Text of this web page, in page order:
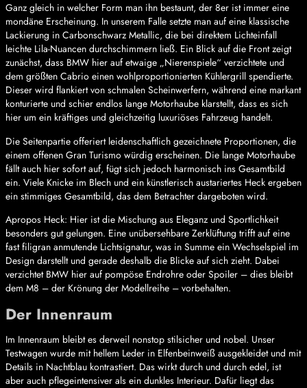
Ganz gleich in welcher Form man ihn bestaunt, der 8er ist immer eine
mondäne Erscheinung. In unserem Falle setzte man auf eine klassische
Lackierung in Carbonschwarz Metallic, die bei direktem Lichteinfall
leichte Lila-Nuancen durchschimmern ließ. Ein Blick auf die Front zeigt
zunächst, dass BMW hier auf etwaige „Nierenspiele“ verzichtete und
dem größten Cabrio einen wohlproportionierten Kühlergrill spendierte.
Dieser wird flankiert von schmalen Scheinwerfern, während eine markant
konturierte und schier endlos lange Motorhaube klarstellt, dass es sich
hier um ein kräftiges und gleichzeitig luxuriöses Fahrzeug handelt.
Die Seitenpartie offeriert leidenschaftlich gezeichnete Proportionen, die
einem offenen Gran Turismo würdig erscheinen. Die lange Motorhaube
fällt auch hier sofort auf, fügt sich jedoch harmonisch ins Gesamtbild
ein. Viele Knicke im Blech und ein künstlerisch austariertes Heck ergeben
ein stimmiges Gesamtbild, das dem Betrachter dargeboten wird.
Apropos Heck: Hier ist die Mischung aus Eleganz und Sportlichkeit
besonders gut gelungen. Eine unübersehbare Zerklüftung trifft auf eine
fast filigran anmutende Lichtsignatur, was in Summe ein Wechselspiel im
Design darstellt und gerade deshalb die Blicke auf sich zieht. Dabei
verzichtet BMW hier auf pompöse Endrohre oder Spoiler – dies bleibt
dem M8 – der Krönung der Modellreihe – vorbehalten.
Der Innenraum
Im Innenraum bleibt es derweil nonstop stilsicher und nobel. Unser
Testwagen wurde mit hellem Leder in Elfenbeinweiß ausgekleidet und mit
Details in Nachtblau kontrastiert. Das wirkt durch und durch edel, ist
aber auch pflegeintensiver als ein dunkles Interieur. Dafür liegt das